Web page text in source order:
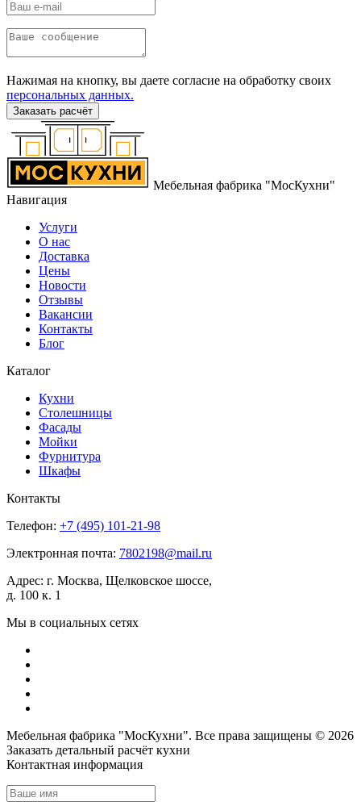
Нажимая на кнопку, вы даете согласие на обработку своих
персональных данных.
Заказать расчёт
Мебельная фабрика "МосКухни"
Навигация
Услуги
О нас
Доставка
Цены
Новости
Отзывы
Вакансии
Контакты
Блог
Каталог
Кухни
Столешницы
Фасады
Мойки
Фурнитура
Шкафы
Контакты
Телефон: +7 (495) 101-21-98
Электронная почта: 7802198@mail.ru
Адрес: г. Москва, Щелковское шоссе,
д. 100 к. 1
Мы в социальных сетях
Мебельная фабрика "МосКухни". Все права защищены © 2026
Заказать детальный расчёт кухни
Контактная информация